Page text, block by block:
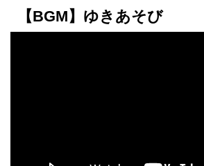
【BGM】ゆきあそび